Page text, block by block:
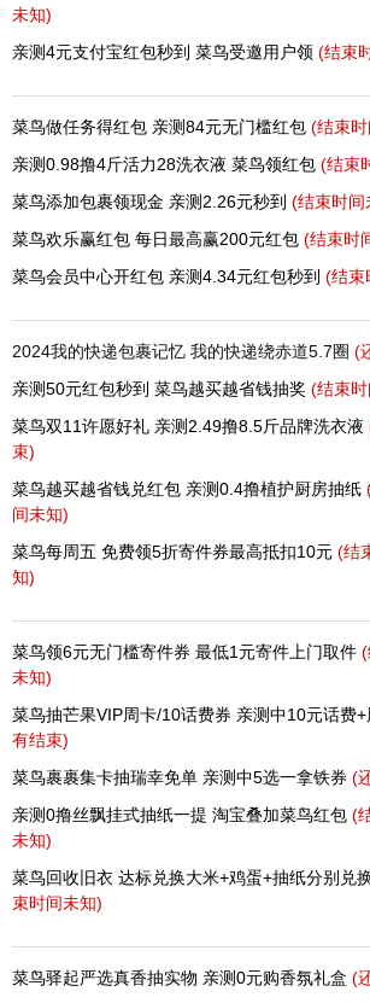
未知)
亲测4元支付宝红包秒到 菜鸟受邀用户领 (结束
菜鸟做任务得红包 亲测84元无门槛红包 (结束
亲测0.98撸4斤活力28洗衣液 菜鸟领红包 (结束
菜鸟添加包裹领现金 亲测2.26元秒到 (结束时间
菜鸟欢乐赢红包 每日最高赢200元红包 (结束时
菜鸟会员中心开红包 亲测4.34元红包秒到 (结束
2024我的快递包裹记忆 我的快递绕赤道5.7圈 (
亲测50元红包秒到 菜鸟越买越省钱抽奖 (结束
菜鸟双11许愿好礼 亲测2.49撸8.5斤品牌洗衣液
束)
菜鸟越买越省钱兑红包 亲测0.4撸植护厨房抽纸
间未知)
菜鸟每周五 免费领5折寄件券最高抵扣10元 (结
知)
菜鸟领6元无门槛寄件券 最低1元寄件上门取件 (
未知)
菜鸟抽芒果VIP周卡/10话费券 亲测中10元话费+
有结束)
菜鸟裹裹集卡抽瑞幸免单 亲测中5选一拿铁券 (
亲测0撸丝飘挂式抽纸一提 淘宝叠加菜鸟红包 (
未知)
菜鸟回收旧衣 达标兑换大米+鸡蛋+抽纸分别兑
束时间未知)
菜鸟驿起严选真香抽实物 亲测0元购香氛礼盒 (